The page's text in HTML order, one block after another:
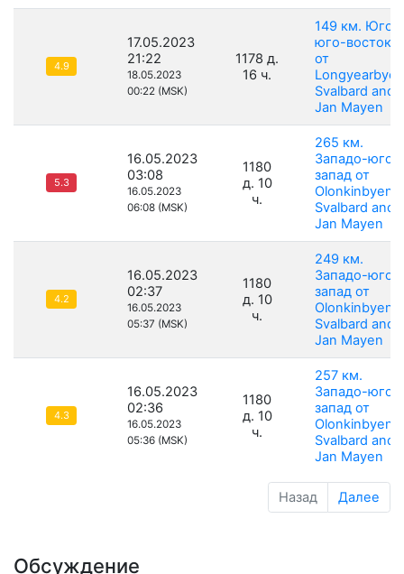
4.9
17.05.2023
21:22
18.05.2023
00:22 (MSK)
1178 д.
16 ч.
149 км. Юго-
юго-восток
от
Svalbard and
Jan Mayen
5.3
16.05.2023
03:08
16.05.2023
06:08 (MSK)
1180
д. 10
ч.
265 км.
Западо-юго-
запад от
Olonkinbyen,
Svalbard and
Jan Mayen
4.2
16.05.2023
02:37
16.05.2023
05:37 (MSK)
1180
д. 10
ч.
249 км.
Западо-юго-
запад от
Olonkinbyen,
Svalbard and
Jan Mayen
4.3
16.05.2023
02:36
16.05.2023
05:36 (MSK)
1180
д. 10
ч.
257 км.
Западо-юго-
запад от
Olonkinbyen,
Svalbard and
Jan Mayen
Назад Далее
Обсуждение